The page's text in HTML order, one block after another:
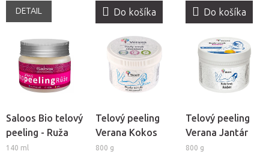
DETAIL
Do košíka
Do košíka
Saloos Bio telový
peeling - Ruža
140 ml
Telový peeling
Verana Kokos
800 g
Telový peeling
Verana Jantár
800 g